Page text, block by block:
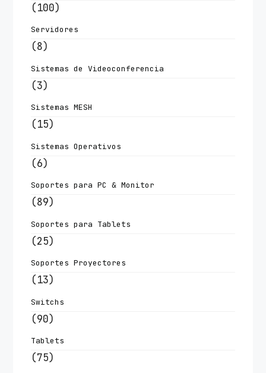
(100)
Servidores
(8)
Sistemas de Videoconferencia
(3)
Sistemas MESH
(15)
Sistemas Operativos
(6)
Soportes para PC & Monitor
(89)
Soportes para Tablets
(25)
Soportes Proyectores
(13)
Switchs
(90)
Tablets
(75)